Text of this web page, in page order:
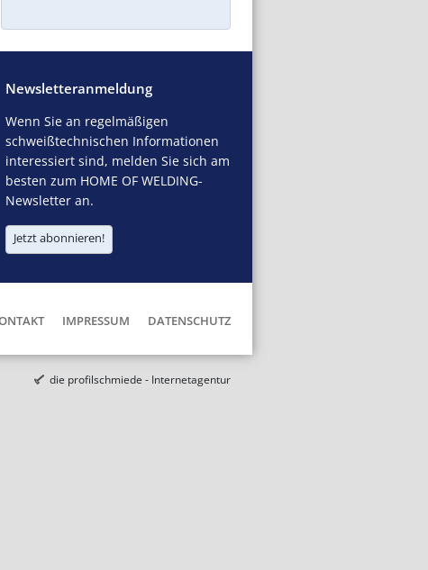
Newsletteranmeldung
Wenn Sie an regelmäßigen
schweißtechnischen Informationen
interessiert sind, melden Sie sich am
besten zum HOME OF WELDING-
Newsletter an.
Jetzt abonnieren!
IMPRESSUM DATENSCHUTZ
die profilschmiede - Internetagentur